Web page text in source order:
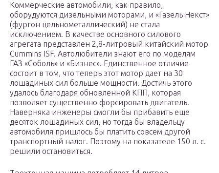
Коммерческие автомобили, как правило,
оборудуются дизельными моторами, и «Газель Некст»
(фургон цельнометаллический) не стала
исключением. В качестве основного силового
агрегата представлен 2,8-литровый китайский мотор
Cummins ISF. Автолюбители знают его по моделям
ГАЗ «Соболь» и «Бизнес». Единственное отличие
состоит в том, что теперь этот мотор дает на 30
лошадиных сил больше мощности. Достичь этого
удалось благодаря обновленной КПП, которая
позволяет существенно форсировать двигатель.
Наверняка инженеры смогли бы прибавить еще
десяток лошадиных сил, но тогда бы владельцу
автомобиля пришлось бы платить совсем другой
транспортный налог. Поэтому на показателе 150 л. с.
решили остановиться.